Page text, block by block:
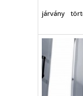
járvány